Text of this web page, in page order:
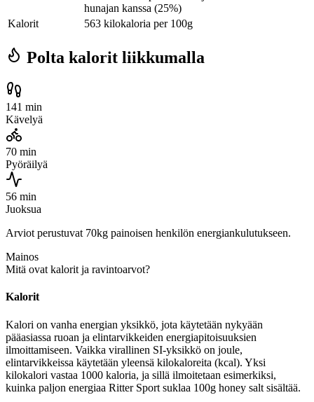
hunajan kanssa (25%)
Kalorit
563 kilokaloria per 100g
Polta kalorit liikkumalla
141 min
Kävelyä
70 min
Pyöräilyä
56 min
Juoksua
Arviot perustuvat 70kg painoisen henkilön energiankulutukseen.
Mainos
Mitä ovat kalorit ja ravintoarvot?
Kalorit
Kalori on vanha energian yksikkö, jota käytetään nykyään
pääasiassa ruoan ja elintarvikkeiden energiapitoisuuksien
ilmoittamiseen. Vaikka virallinen SI-yksikkö on joule,
elintarvikkeissa käytetään yleensä kilokaloreita (kcal). Yksi
kilokalori vastaa 1000 kaloria, ja sillä ilmoitetaan esimerkiksi,
kuinka paljon energiaa Ritter Sport suklaa 100g honey salt sisältää.